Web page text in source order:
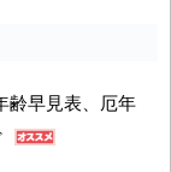
齢早見表、厄年